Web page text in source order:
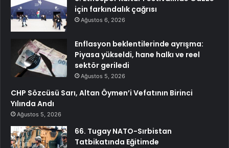
için farkındalık çağrısı
Ağustos 6, 2026
Enflasyon beklentilerinde ayrışma:
Piyasa yükseldi, hane halkı ve reel
sektör geriledi
Ağustos 5, 2026
CHP Sözcüsü Sarı, Altan Öymen’i Vefatının Birinci
Yılında Andı
Ağustos 5, 2026
66. Tugay NATO-Sırbistan
Tatbikatında Eğitimde